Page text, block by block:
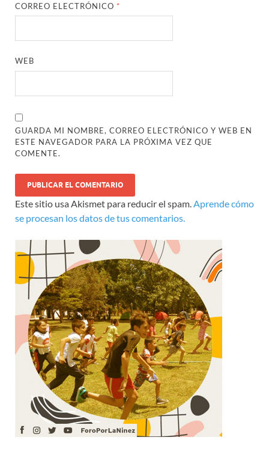
CORREO ELECTRÓNICO *
WEB
GUARDA MI NOMBRE, CORREO ELECTRÓNICO Y WEB EN
ESTE NAVEGADOR PARA LA PRÓXIMA VEZ QUE
COMENTE.
Este sitio usa Akismet para reducir el spam. Aprende cómo
se procesan los datos de tus comentarios.